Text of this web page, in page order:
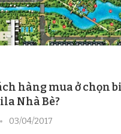
hàng mua ở chọn
Nhà Bè?
03/04/2017